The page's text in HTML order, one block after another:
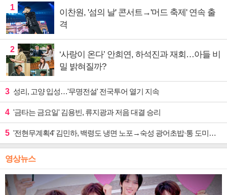
1
이찬원, '섬의 날' 콘서트→'머드 축제' 연속 출
격
2
‘사랑이 온다’ 안희연, 하석진과 재회…아들 비
밀 밝혀질까?
3 성리, 고양 입성…'무명전설' 전국투어 열기 지속
4 '금타는 금요일' 김용빈, 류지광과 저음 대결 승리
5 '전현무계획4' 김민하, 백령도 냉면 노포→숙성 광어초밥·통 도미찜 맛집 탐방
영상뉴스